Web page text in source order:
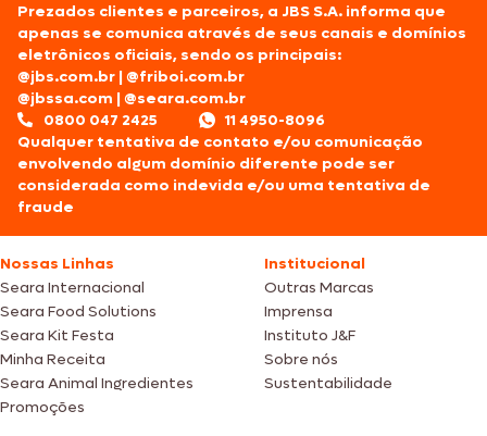
Prezados clientes e parceiros, a JBS S.A. informa que
apenas se comunica através de seus canais e domínios
eletrônicos oficiais, sendo os principais:
@jbs.com.br |@friboi.com.br
@jbssa.com |@seara.com.br
0800 047 2425
11 4950-8096
Qualquer tentativa de contato e/ou comunicação
envolvendo algum domínio diferente pode ser
considerada como indevida e/ou uma tentativa de
fraude
Nossas Linhas
Seara Internacional
Seara Food Solutions
Seara Kit Festa
Minha Receita
Seara Animal Ingredientes
Promoções
Institucional
Outras Marcas
Imprensa
Instituto J&F
Sobre nós
Sustentabilidade